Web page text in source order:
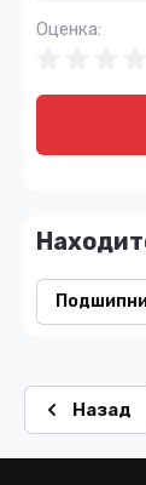
Оценка:
Назад